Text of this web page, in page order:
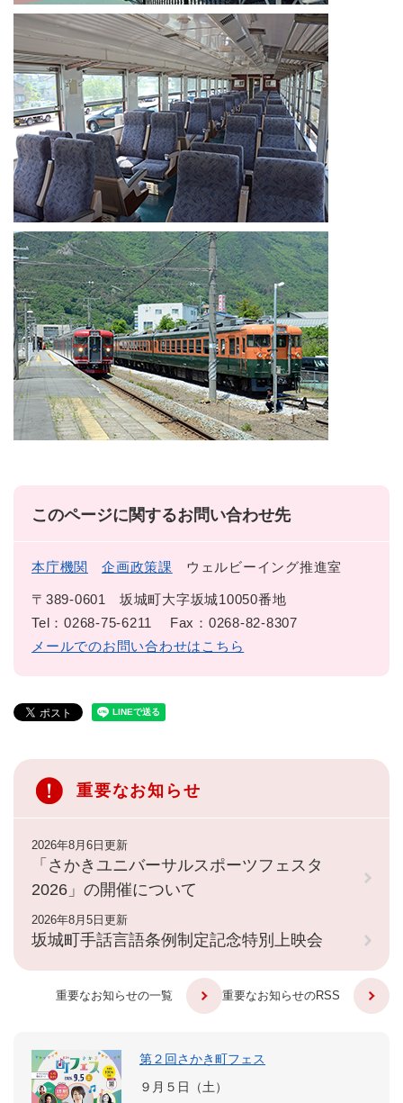
このページに関するお問い合わせ先
本庁機関 企画政策課 ウェルビーイング推進室
〒389-0601
坂城町大字坂城10050番地
Tel：0268-75-6211
Fax：0268-82-8307
メールでのお問い合わせはこちら
重要なお知らせ
2026年8月6日更新
「さかきユニバーサルスポーツフェスタ
2026」の開催について
2026年8月5日更新
坂城町手話言語条例制定記念特別上映会
重要なお知らせの一覧 重要なお知らせのRSS
第２回さかき町フェス
９月５日（土）